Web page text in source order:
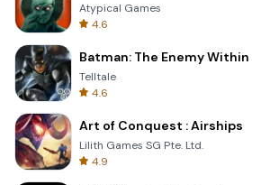
Atypical Games
4.6
Batman: The Enemy Within
Telltale
4.6
Art of Conquest : Airships
Lilith Games SG Pte. Ltd.
4.9